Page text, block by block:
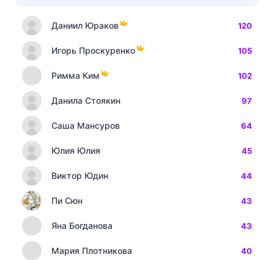
Даниил Юраков 120
Игорь Проскуренко 105
Римма Ким 102
Данила Стоякин 97
Саша Мансуров 64
Юлия Юлия 45
Виктор Юдин 44
Пи Сюн 43
Яна Богданова 43
Мария Плотникова 40